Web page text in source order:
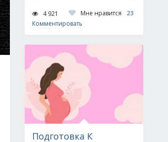
4 921 Мне нравится
23
Комментировать
Подготовка К